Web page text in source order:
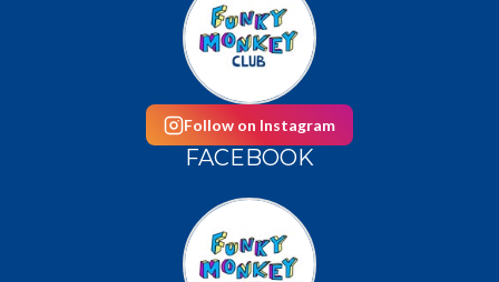
Follow on Instagram
FACEBOOK